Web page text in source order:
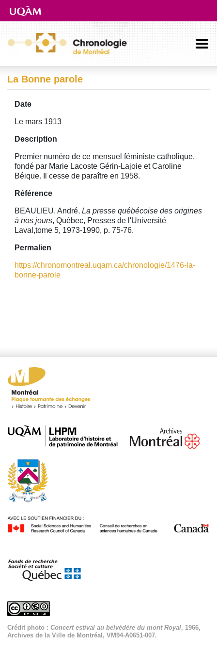
Aller directement au contenu principal
La Bonne parole
Date
Le mars 1913
Description
Premier numéro de ce mensuel féministe catholique,
fondé par Marie Lacoste Gérin-Lajoie et Caroline
Béique. Il cesse de paraître en 1958.
Référence
BEAULIEU, André, La presse québécoise des origines
à nos jours, Québec, Presses de l'Université
Laval,tome 5, 1973-1990, p. 75-76.
Permalien
https://chronomontreal.uqam.ca/chronologie/1476-la-
bonne-parole
Crédit photo : Concert estival au belvédère du mont Royal, 1966,
Archives de la Ville de Montréal, VM94-A0651-007.